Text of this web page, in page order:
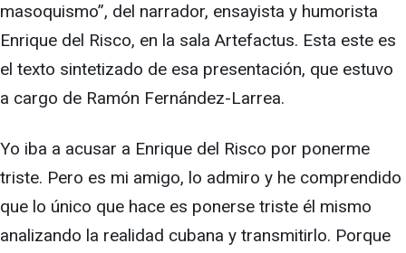
masoquismo”, del narrador, ensayista y humorista
Enrique del Risco, en la sala Artefactus. Esta este es
el texto sintetizado de esa presentación, que estuvo
a cargo de Ramón Fernández-Larrea.
Yo iba a acusar a Enrique del Risco por ponerme
triste. Pero es mi amigo, lo admiro y he comprendido
que lo único que hace es ponerse triste él mismo
analizando la realidad cubana y transmitirlo. Porque